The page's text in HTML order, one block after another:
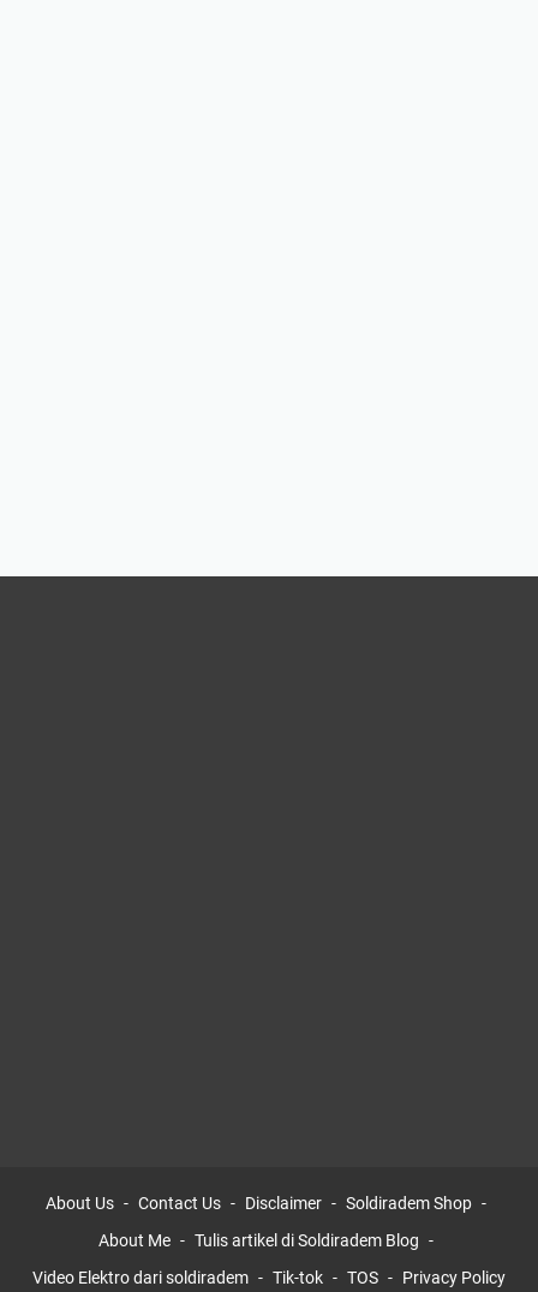
About Us Contact Us Disclaimer
Soldiradem Shop
About Me
Tulis artikel di Soldiradem Blog
Video Elektro dari soldiradem
Tik-tok TOS Privacy Policy